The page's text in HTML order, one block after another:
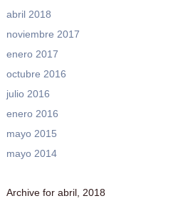
abril 2018
noviembre 2017
enero 2017
octubre 2016
julio 2016
enero 2016
mayo 2015
mayo 2014
Archive for abril, 2018